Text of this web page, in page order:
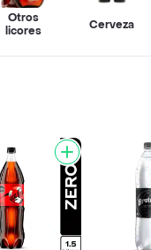
Otros
licores
Cerveza